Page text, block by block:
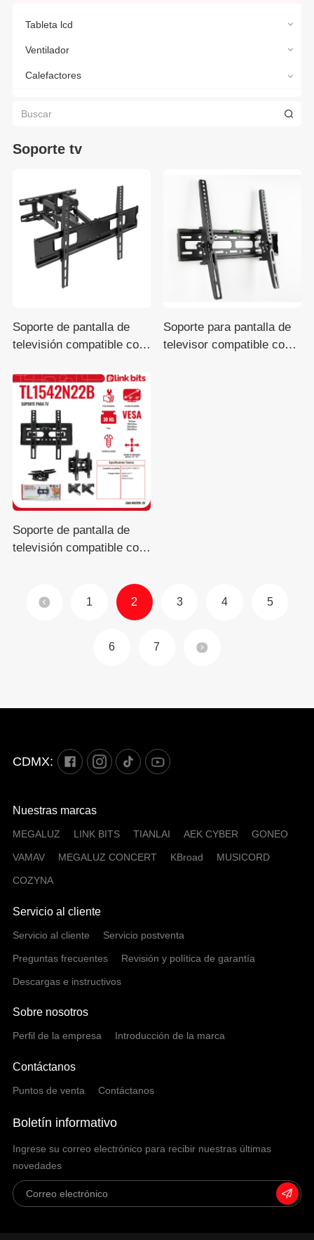
Tableta lcd
Ventilador
Calefactores
Soporte tv
Soporte de pantalla de
televisión compatible con
pulgadas
Soporte para pantalla de
televisor compatible con
Soporte de pantalla de
televisión compatible con
1 2 3 4 5
6 7
CDMX:
Nuestras marcas
MEGALUZ LINK BITS TIANLAI AEK CYBER GONEO
VAMAV MEGALUZ CONCERT KBroad MUSICORD
COZYNA
Servicio al cliente
Servicio al cliente Servicio postventa
Preguntas frecuentes Revisión y política de garantía
Descargas e instructivos
Sobre nosotros
Perfil de la empresa Introducción de la marca
Contáctanos
Puntos de venta Contáctanos
Boletín informativo
Ingrese su correo electrónico para recibir nuestras últimas
novedades